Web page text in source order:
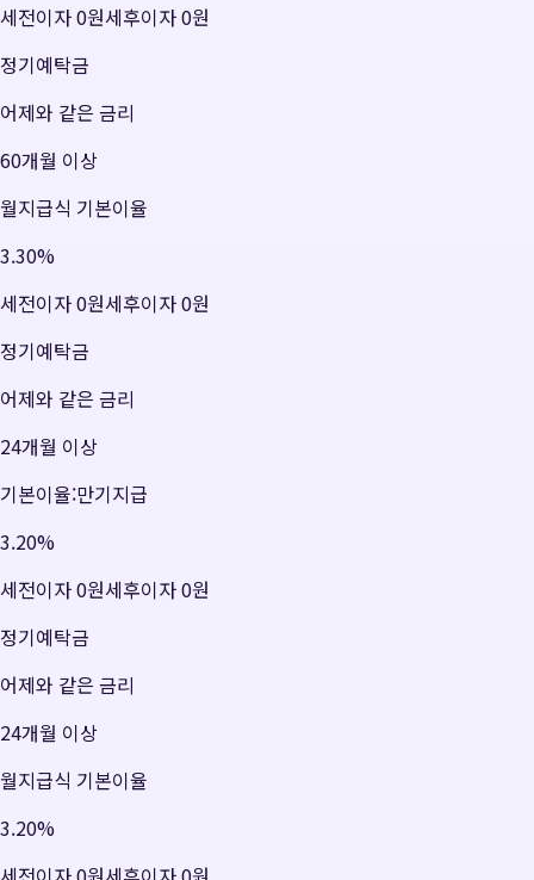
세전이자0원세후이자0원
정기예탁금
어제와 같은 금리
60개월 이상
월지급식 기본이율
3.30%
세전이자0원세후이자0원
정기예탁금
어제와 같은 금리
24개월 이상
기본이율:만기지급
3.20%
세전이자0원세후이자0원
정기예탁금
어제와 같은 금리
24개월 이상
월지급식 기본이율
3.20%